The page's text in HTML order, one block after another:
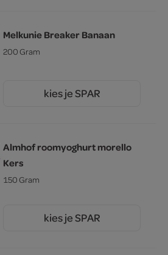
Melkunie Breaker Banaan
200 Gram
kies je SPAR
Almhof roomyoghurt morello
Kers
150 Gram
kies je SPAR